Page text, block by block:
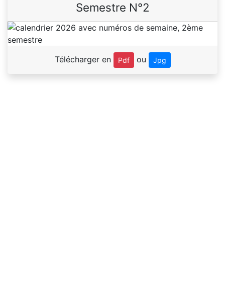
Semestre N°2
Télécharger en Pdf ou Jpg